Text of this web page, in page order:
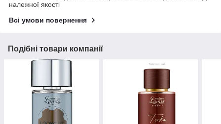
належної якості
Всі умови повернення
Подібні товари компанії